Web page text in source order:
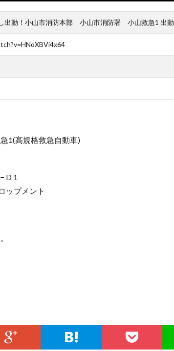
出動！小山市消防本部 小山市消防署 小山救急1 出動
1(高規格救急自動車)
D１
ップメント